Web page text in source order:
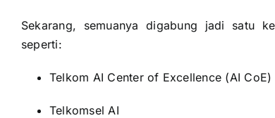
Sekarang, semuanya digabung jadi satu
seperti:
Telkom AI Center of Excellence (AI CoE)
Telkomsel AI